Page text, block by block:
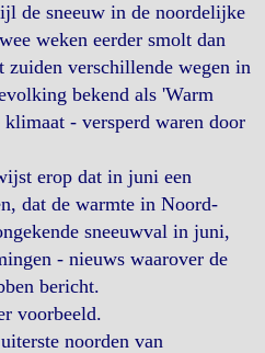
de sneeuw in de noordelijke
weken eerder smolt dan
verschillende wegen in
bekend als 'Warm
- versperd waren door
erop dat in juni een
dat de warmte in Noord-
sneeuwval in juni,
- nieuws waarover de
bericht.
voorbeeld.
noorden van